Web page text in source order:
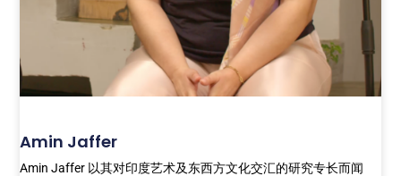
Amin Jaffer
Amin Jaffer 以其对印度艺术及东西方文化交汇的研究专长而闻